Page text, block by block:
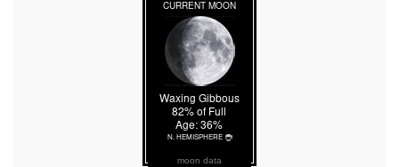
moon data